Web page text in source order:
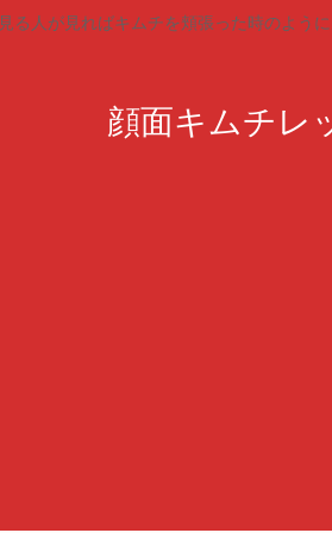
見る人が見ればキムチを頬張った時のよう
顔面キムチレ